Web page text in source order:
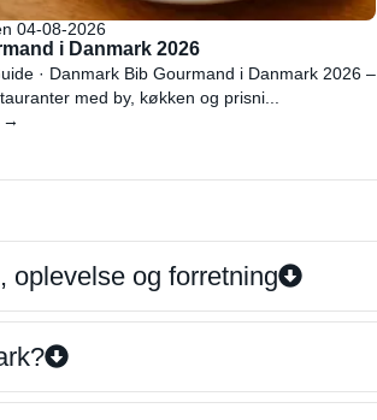
04-08-2026
i Danmark 2026
· Danmark Bib Gourmand i Danmark 2026 –
med by, køkken og prisni...
→
oplevelse og forretning